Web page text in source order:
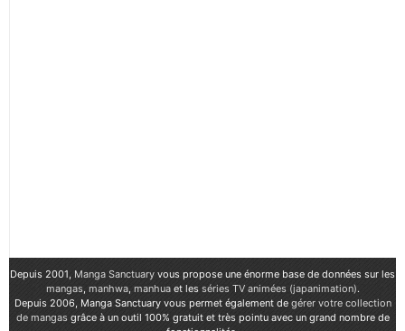
Depuis 2001, Manga Sanctuary vous propose une énorme base de données sur les
mangas, manhwa, manhuaet les séries TV animées (japanimation).
Depuis 2006, Manga Sanctuary vous permet également de gérer votre collection
de mangasgrâce à un outil 100% gratuit et très pointu avec un grand nombre de